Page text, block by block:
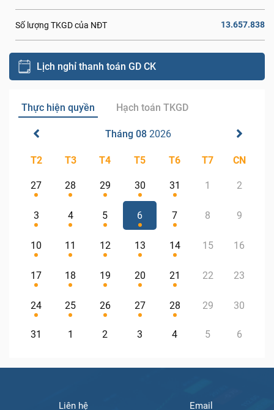
Số lượng TKGD của NĐT 13.657.838
Lịch nghỉ thanh toán GD CK
Thực hiện quyền Hạch toán TKGD
Tháng 08 2026
T2 T3 T4 T5 T6 T7 CN
27 28 29 30 31 1 2
3 4 5 6 7 8 9
10 11 12 13 14 15 16
17 18 19 20 21 22 23
24 25 26 27 28 29 30
31 1 2 3 4 5 6
Liên hệ Email